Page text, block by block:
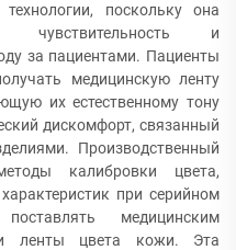
поскольку она
чувствительность и
за пациентами. Пациенты
медицинскую ленту
их естественному тону
дискомфорт, связанный
Производственный
калибровки цвета,
при серийном
медицинским
ленты цвета кожи. Эта